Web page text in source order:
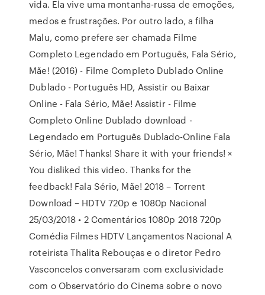
vida. Ela vive uma montanha-russa de emoções,
medos e frustrações. Por outro lado, a filha
Malu, como prefere ser chamada Filme
Completo Legendado em Português, Fala Sério,
Mãe! (2016) - Filme Completo Dublado Online
Dublado - Português HD, Assistir ou Baixar
Online - Fala Sério, Mãe! Assistir - Filme
Completo Online Dublado download -
Legendado em Português Dublado-Online Fala
Sério, Mãe! Thanks! Share it with your friends! ×
You disliked this video. Thanks for the
feedback! Fala Sério, Mãe! 2018 – Torrent
Download – HDTV 720p e 1080p Nacional
25/03/2018 • 2 Comentários 1080p 2018 720p
Comédia Filmes HDTV Lançamentos Nacional A
roteirista Thalita Rebouças e o diretor Pedro
Vasconcelos conversaram com exclusividade
com o Observatório do Cinema sobre o novo